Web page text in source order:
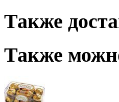
Также
Также